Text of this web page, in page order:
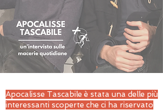
Apocalisse Tascabile è stata una delle più
interessanti scoperte che ci ha riservato